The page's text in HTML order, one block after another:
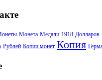
Монета Медали 1918 Долларов
Рублей Копии монет Копия